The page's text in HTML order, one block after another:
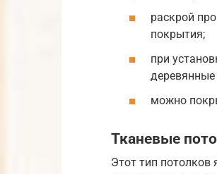
раскрой
покрытия;
при
можно
Тканевые
Этот тип потолков